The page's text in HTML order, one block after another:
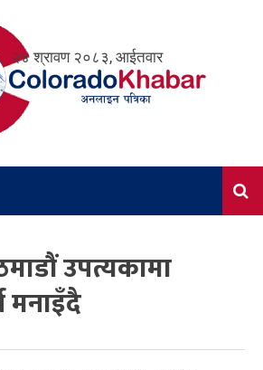
२४ श्रावण २०८३, आईतवार
उपत्यकामा
मनाइँदै